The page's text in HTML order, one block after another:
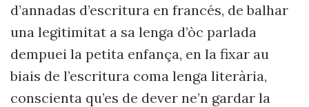
d’annadas d’escritura en francés, de balhar
una legitimitat a sa lenga d’òc parlada
dempuei la petita enfança, en la fixar au
biais de l’escritura coma lenga literària,
conscienta qu’es de dever ne’n gardar la